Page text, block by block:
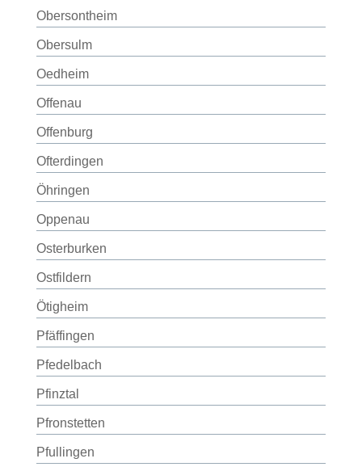
Obersontheim
Obersulm
Oedheim
Offenau
Offenburg
Ofterdingen
Öhringen
Oppenau
Osterburken
Ostfildern
Ötigheim
Pfäffingen
Pfedelbach
Pfinztal
Pfronstetten
Pfullingen